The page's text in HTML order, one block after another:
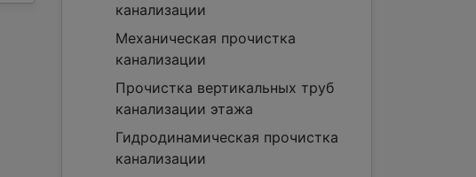
канализации
Механическая прочистка
канализации
Прочистка вертикальных труб
канализации этажа
Гидродинамическая прочистка
канализации